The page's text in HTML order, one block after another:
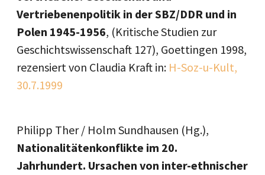
Vertriebenenpolitik in der SBZ/DDR und in
Polen 1945-1956, (Kritische Studien zur
Geschichtswissenschaft 127), Goettingen 1998,
rezensiert von Claudia Kraft in: H-Soz-u-Kult,
30.7.1999
Philipp Ther / Holm Sundhausen (Hg.),
Nationalitätenkonflikte im 20.
Jahrhundert. Ursachen von inter-ethnischer